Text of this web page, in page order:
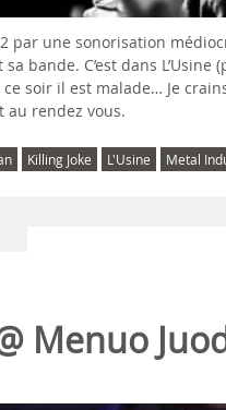
par une sonorisation
bande. C’est dans
ce soir il est malade… Je
au rendez vous.
Killing Joke L'Usine Metal
Menuo